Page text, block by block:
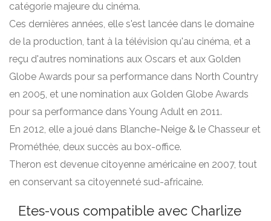
catégorie majeure du cinéma.
Ces dernières années, elle s'est lancée dans le domaine
de la production, tant à la télévision qu'au cinéma, et a
reçu d'autres nominations aux Oscars et aux Golden
Globe Awards pour sa performance dans North Country
en 2005, et une nomination aux Golden Globe Awards
pour sa performance dans Young Adult en 2011.
En 2012, elle a joué dans Blanche-Neige & le Chasseur et
Prométhée, deux succès au box-office.
Theron est devenue citoyenne américaine en 2007, tout
en conservant sa citoyenneté sud-africaine.
Etes-vous compatible avec Charlize